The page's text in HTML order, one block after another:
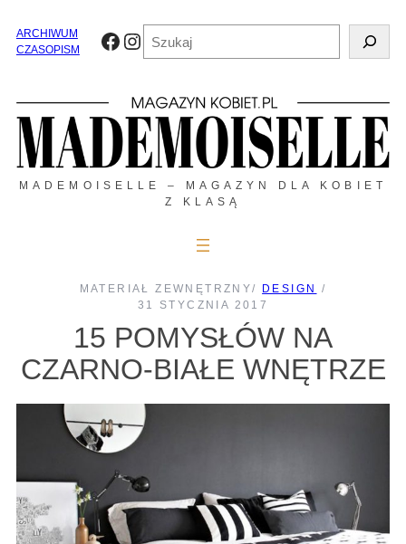
treściARCHIWUM
CZASOPISM
Facebook
Instagram
MADEMOISELLE – MAGAZYN DLA KOBIET
Z KLASĄ
MATERIAŁ ZEWNĘTRZNY/ DESIGN
/
31 STYCZNIA 2017
15 POMYSŁÓW NA
CZARNO-BIAŁE WNĘTRZE